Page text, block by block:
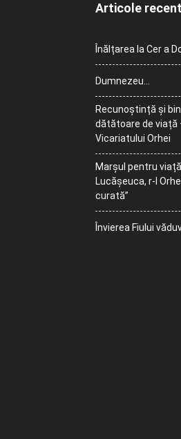
Articole
Înălțarea la Cer a
Dumnezeu…
Recunoștință și
dătătoare de viață
Vicariatului Orhei
Marșul pentru
Lucășeuca, r-l
curată”
Învierea Fiului